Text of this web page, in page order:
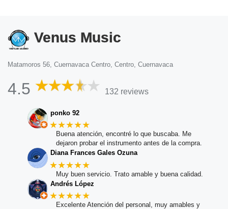
Venus Music
Matamoros 56, Cuernavaca Centro, Centro, Cuernavaca
4.5 132 reviews
ponko 92
★★★★★
Buena atención, encontré lo que buscaba. Me
dejaron probar el instrumento antes de la compra.
Diana Frances Gales Ozuna
★★★★★
Muy buen servicio. Trato amable y buena calidad.
Andrés López
★★★★★
Excelente Atención del personal, muy amables y